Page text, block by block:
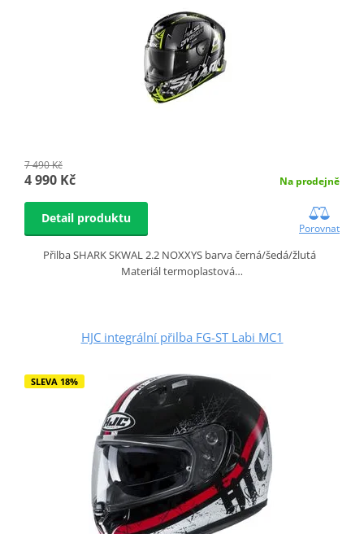
7 490 Kč
4 990 Kč Na prodejně
Detail produktu
Porovnat
Přilba SHARK SKWAL 2.2 NOXXYS barva černá/šedá/žlutá
Materiál termoplastová…
HJC integrální přilba FG-ST Labi MC1
SLEVA 18%